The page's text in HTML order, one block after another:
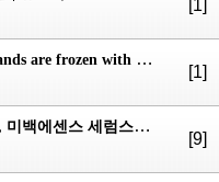
[1]
The price of assaulting a judge... My hands are frozen with my mouth covered. ​ (판사 폭행의 대가…...
[1]
인공거미줄 단백질이 함유된 주름개선, 미백에센스 세럼스킨케어 제품으로 각종 성장인자담백질들과 ATP, ...
[9]